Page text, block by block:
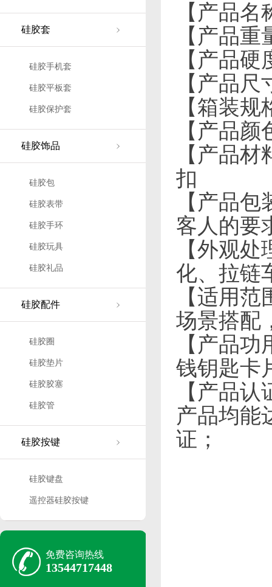
硅胶套
硅胶手机套
硅胶平板套
硅胶保护套
硅胶饰品
硅胶包
硅胶表带
硅胶手环
硅胶玩具
硅胶礼品
硅胶配件
硅胶圈
硅胶垫片
硅胶胶塞
硅胶管
硅胶按键
硅胶键盘
遥控器硅胶按键
免费咨询热线
13544717448
【产品
【产品
【产品硬
【产品
【箱装
【产品
【产品
扣
【产品
客人的要
【外观
化、拉链
【适用
场景搭配
【产品
钱钥匙卡
【产品
产品均能
证；